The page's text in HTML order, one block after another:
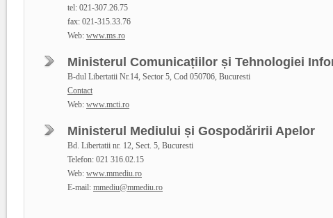
tel: 021-307.26.75
fax: 021-315.33.76
Web: www.ms.ro
Ministerul Comunicațiilor și Tehnologiei
B-dul Libertatii Nr.14, Sector 5, Cod 050706, Bucuresti
Contact
Web: www.mcti.ro
Ministerul Mediului și Gospodăririi Apelor
Bd. Libertatii nr. 12, Sect. 5, Bucuresti
Telefon: 021 316.02.15
Web: www.mmediu.ro
E-mail: mmediu@mmediu.ro